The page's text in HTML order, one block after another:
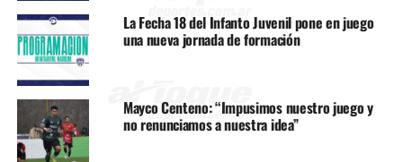
La Fecha 18 del Infanto Juvenil pone en juego
una nueva jornada de formación
Mayco Centeno: “Impusimos nuestro juego y
no renunciamos a nuestra idea”